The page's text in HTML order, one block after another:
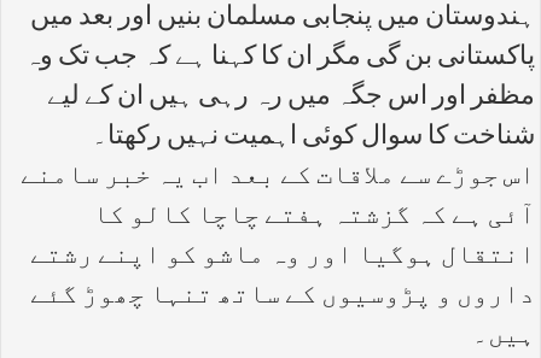
ہندوستان میں پنجابی مسلمان بنیں اور بعد میں
پاکستانی بن گی مگر ان کا کہنا ہے کہ جب تک وہ
مظفر اور اس جگہ میں رہ رہی ہیں ان کے لیے
شناخت کا سوال کوئی اہمیت نہیں رکھتا۔
اس جوڑے سے ملاقات کے بعد اب یہ خبر سامنے
آئی ہے کہ گزشتہ ہفتے چاچا کالو کا
انتقال ہوگیا اور وہ ماشو کو اپنے رشتے
داروں و پڑوسیوں کے ساتھ تنہا چھوڑ گئے
ہیں۔